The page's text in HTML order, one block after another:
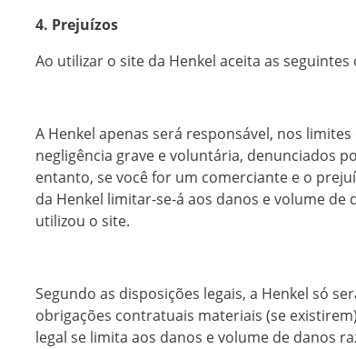
4. Prejuízos
Ao utilizar o site da Henkel aceita as seguintes
A Henkel apenas será responsável, nos
negligência grave e voluntária, denunciados
entanto, se você for um comerciante e o
da Henkel limitar-se-á aos danos e volume
utilizou o site.
Segundo as disposições legais, a Henkel só
obrigações contratuais materiais (se
legal se limita aos danos e volume de danos